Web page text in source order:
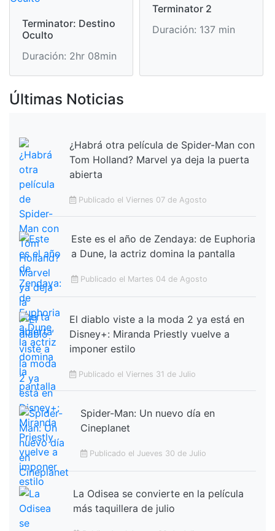
Terminator: Destino
Oculto
Duración: 2hr 08min
Terminator 2
Duración: 137 min
Últimas Noticias
¿Habrá otra película de Spider-Man con
Tom Holland? Marvel ya deja la puerta
abierta
Publicado el Viernes 07 de Agosto
Este es el año de Zendaya: de Euphoria
a Dune, la actriz domina la pantalla
Publicado el Martes 04 de Agosto
El diablo viste a la moda 2 ya está en
Disney+: Miranda Priestly vuelve a
imponer estilo
Publicado el Viernes 31 de Julio
Spider-Man: Un nuevo día en
Cineplanet
Publicado el Jueves 30 de Julio
La Odisea se convierte en la película
más taquillera de julio